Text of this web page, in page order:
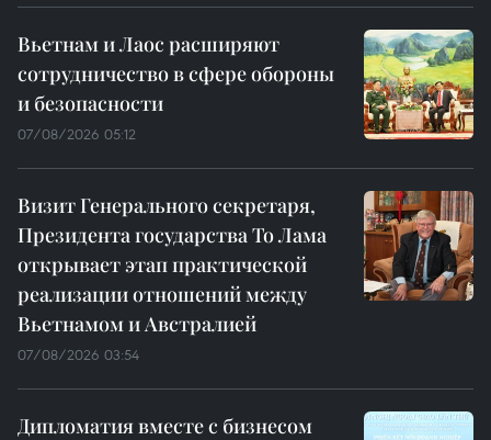
Вьетнам и Лаос расширяют
сотрудничество в сфере обороны
и безопасности
07/08/2026 05:12
Визит Генерального секретаря,
Президента государства То Лама
открывает этап практической
реализации отношений между
Вьетнамом и Австралией
07/08/2026 03:54
Дипломатия вместе с бизнесом